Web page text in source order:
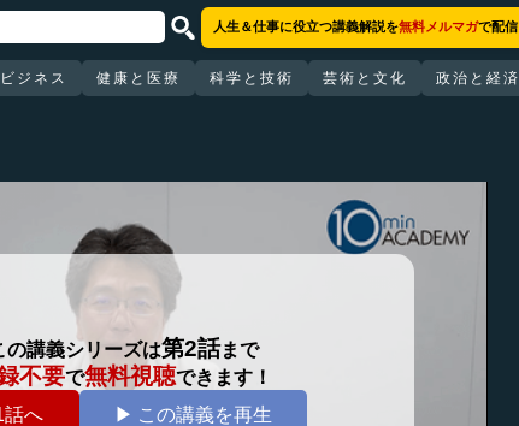
人生＆仕事に役立つ講義解説を無料メルマガで配信
ジネス 健康と医療 科学と技術 芸術と文化 政治と経済
の講義シリーズは第2話まで
不要で無料視聴できます！
話へ
▶ この講義を再生